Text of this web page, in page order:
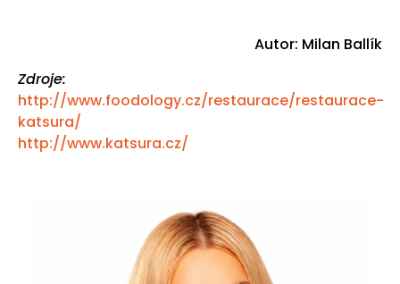
Autor: Milan Ballík
Zdroje:
http://www.foodology.cz/restaurace/restaurace-
katsura/
http://www.katsura.cz/